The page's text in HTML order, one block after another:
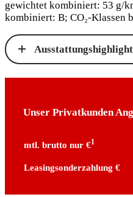
gewichtet kombiniert: 53 g/
kombiniert: B; CO₂-Klassen
Unser Privatkunden
mtl. brutto nur €1
Leasingsonderzahlung €